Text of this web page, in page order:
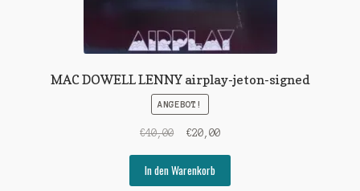
MAC DOWELL LENNY airplay-jeton-signed
ANGEBOT!
€40,00
Ursprünglicher
war:
€40,00
€20,00Aktueller
€20,00.
In den Warenkorb